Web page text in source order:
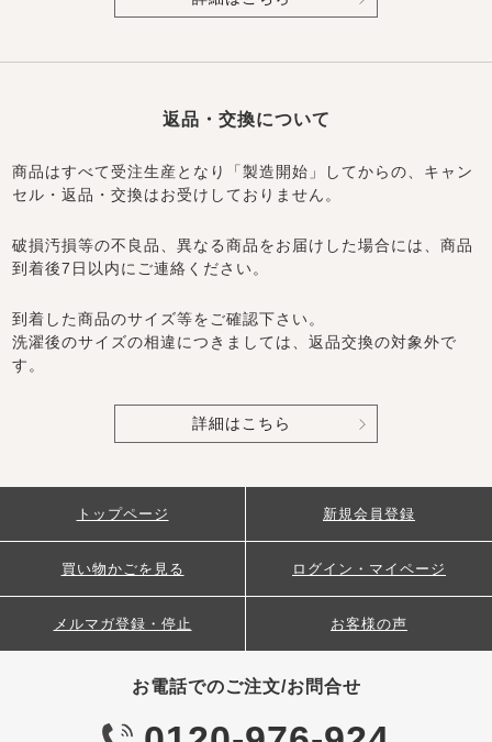
返品・交換について
商品はすべて受注生産となり「製造開始」してからの、キャン
セル・返品・交換はお受けしておりません。
破損汚損等の不良品、異なる商品をお届けした場合には、商品
到着後7日以内にご連絡ください。
到着した商品のサイズ等をご確認下さい。
洗濯後のサイズの相違につきましては、返品交換の対象外で
す。
詳細はこちら
お電話でのご注文/お問合せ
トップページ 新規会員登録
買い物かごを見る ログイン・マイページ
メルマガ登録・停止 お客様の声